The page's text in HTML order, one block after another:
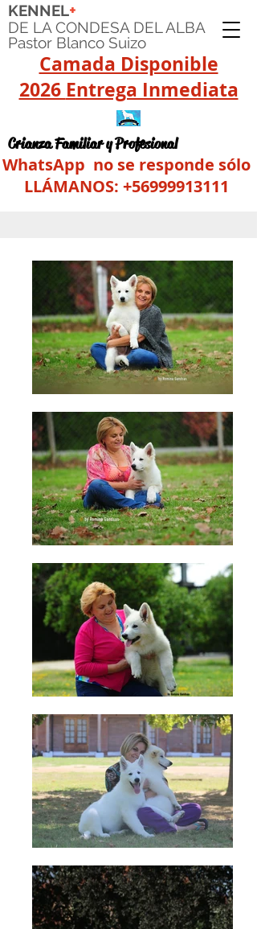
KENNEL+
DE LA CONDESA DEL ALBA
Pastor Blanco Suizo
WhatsApp no se responde sólo
LLÁMANOS: +56999913111
Camada Disponible
2026 Entrega Inmediata
Crianza Familiar y Profesional